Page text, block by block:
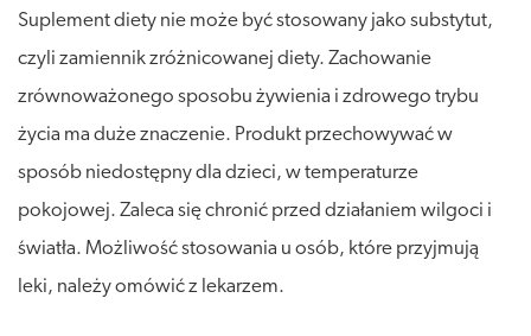
Suplement diety nie może być stosowany jako substytut,
czyli zamiennik zróżnicowanej diety. Zachowanie
zrównoważonego sposobu żywienia i zdrowego trybu
życia ma duże znaczenie. Produkt przechowywać w
sposób niedostępny dla dzieci, w temperaturze
pokojowej. Zaleca się chronić przed działaniem wilgoci i
światła. Możliwość stosowania u osób, które przyjmują
leki, należy omówić z lekarzem.